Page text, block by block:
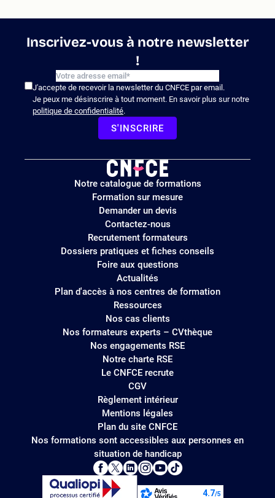
Inscrivez-vous à notre newsletter
!
J'accepte de recevoir la newsletter du CNFCE par email.
Je peux me désinscrire à tout moment. En savoir plus sur notre
politique de confidentialité.
S'INSCRIRE
Logo
site
Notre catalogue de formations
Formation sur mesure
Demander un devis
Contactez-nous
Recrutement formateurs
Dossiers pratiques et fiches conseils
Foire aux questions
Actualités
Plan d'accès à nos centres de formation
Ressources
Nos cas clients
Nos formateurs experts – CVthèque
Nos engagements RSE
Notre charte RSE
Le CNFCE recrute
CGV
Règlement intérieur
Mentions légales
Plan du site CNFCE
Nos formations sont accessibles aux personnes en
situation de handicap